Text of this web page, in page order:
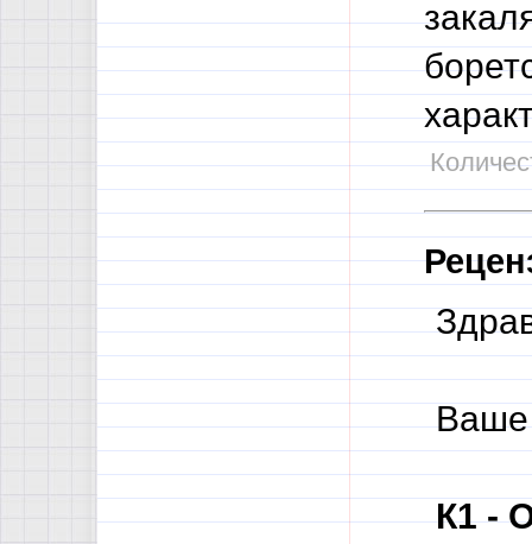
Ваше
К1 -